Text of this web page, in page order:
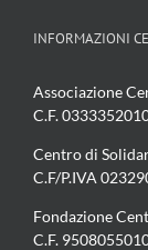
INFORMAZIONI
Associazione
C.F.
Centro di
C.F/P.IVA
Fondazione
C.F.